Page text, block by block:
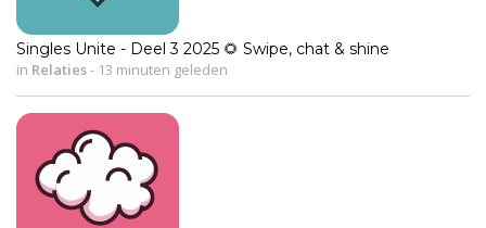
Singles Unite - Deel 3 2025 🌻 Swipe, chat & shine
in Relaties- 13 minuten geleden